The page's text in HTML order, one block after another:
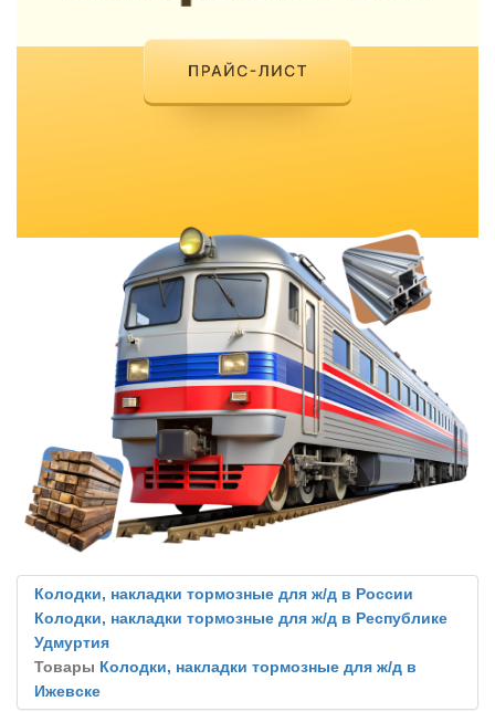
Колодки, накладки тормозные для ж/д в России
Колодки, накладки тормозные для ж/д в Республике
Удмуртия
Товары Колодки, накладки тормозные для ж/д в
Ижевске